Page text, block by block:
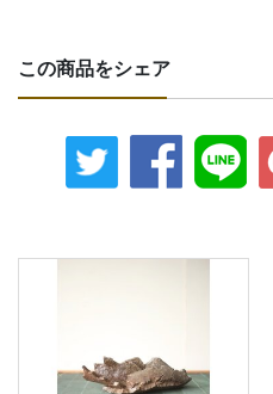
この商品をシェア